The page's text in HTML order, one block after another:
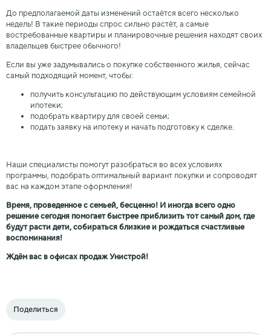
До предполагаемой даты изменений остаётся всего несколько
недель! В такие периоды спрос сильно растёт, а самые
востребованные квартиры и планировочные решения находят своих
владельцев быстрее обычного!
Если вы уже задумывались о покупке собственного жилья, сейчас
самый подходящий момент, чтобы:
получить консультацию по действующим условиям семейной
ипотеки;
подобрать квартиру для своей семьи;
подать заявку на ипотеку и начать подготовку к сделке.
Наши специалисты помогут разобраться во всех условиях
программы, подобрать оптимальный вариант покупки и сопроводят
вас на каждом этапе оформления!
Время, проведенное с семьей, бесценно! И иногда всего одно
решение сегодня помогает быстрее приблизить тот самый дом, где
будут расти дети, собираться близкие и рождаться счастливые
воспоминания!
Ждём вас в офисах продаж Унистрой!
Поделиться